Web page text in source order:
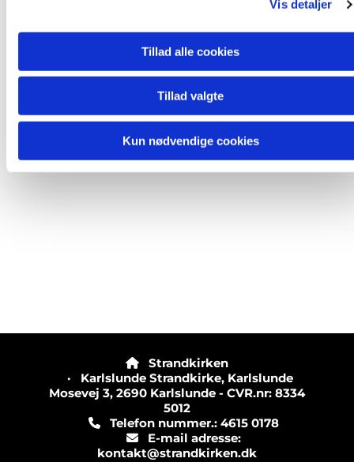
Vis detaljer
Tillad alle cookies
Tillad valgte
Kun nødvendige cookies

Strandkirken
· Karlslunde Strandkirke, Karlslunde
Mosevej 3, 2690 Karlslunde - CVR.nr: 8334
5012
Telefon nummer.: 4615 0178
E-mail adresse:
kontakt@strandkirken.dk